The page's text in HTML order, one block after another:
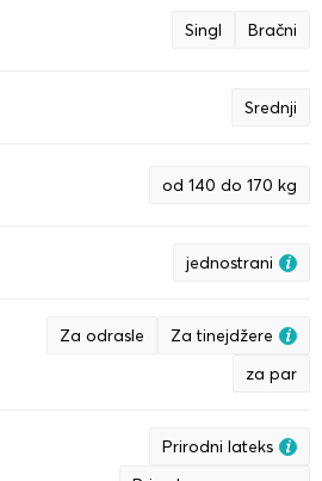
Singl Bračni
Srednji
od 140 do 170 kg
jednostrani
Za odrasle
Za tinejdžere
za par
Prirodni lateks